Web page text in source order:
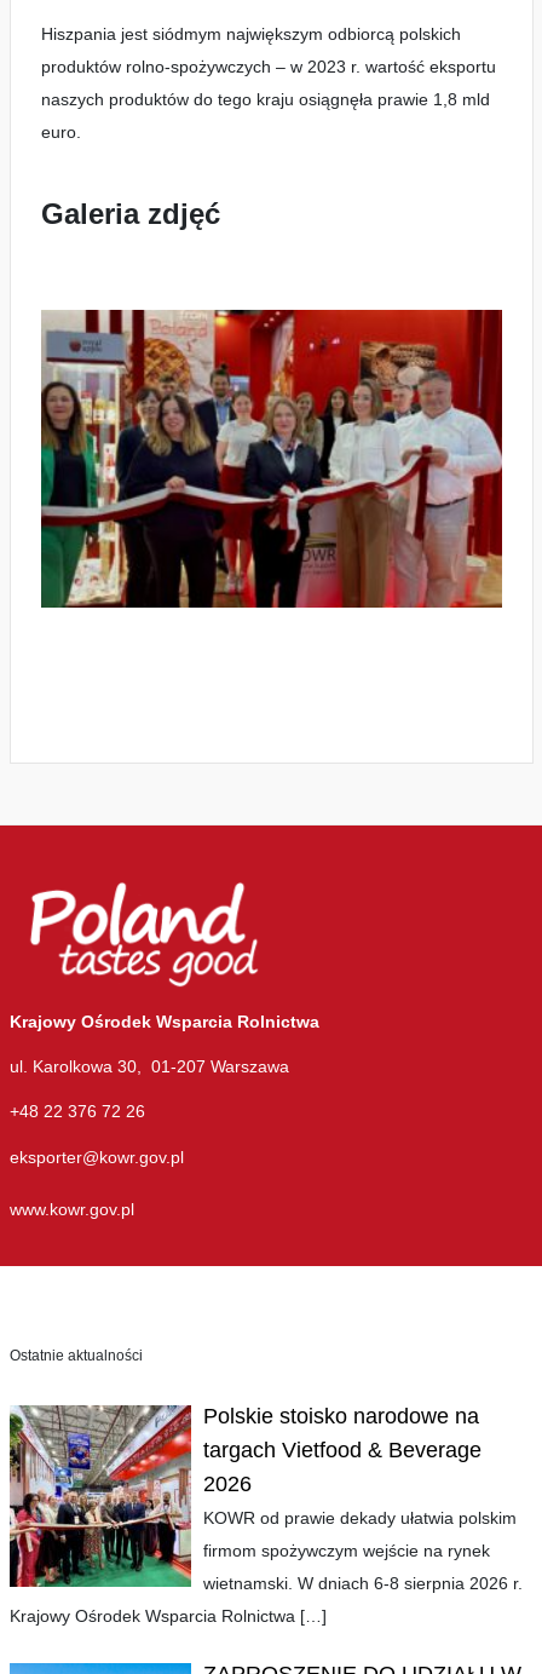
Hiszpania jest siódmym największym odbiorcą polskich
produktów rolno-spożywczych – w 2023 r. wartość eksportu
naszych produktów do tego kraju osiągnęła prawie 1,8 mld
euro.
Galeria zdjęć
Krajowy Ośrodek Wsparcia Rolnictwa
ul. Karolkowa 30, 01-207 Warszawa
+48 22 376 72 26
eksporter@kowr.gov.pl
www.kowr.gov.pl
Ostatnie aktualności
Polskie stoisko narodowe na
targach Vietfood & Beverage
2026
KOWR od prawie dekady ułatwia polskim
firmom spożywczym wejście na rynek
wietnamski. W dniach 6-8 sierpnia 2026 r.
Krajowy Ośrodek Wsparcia Rolnictwa […]